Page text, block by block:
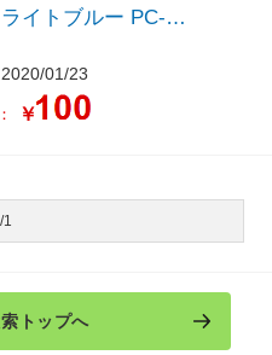
イトブルー PC-
Pro /intel Celeron /メ
/eMMC：128GB
ル］
01/23
￥
1
トップへ